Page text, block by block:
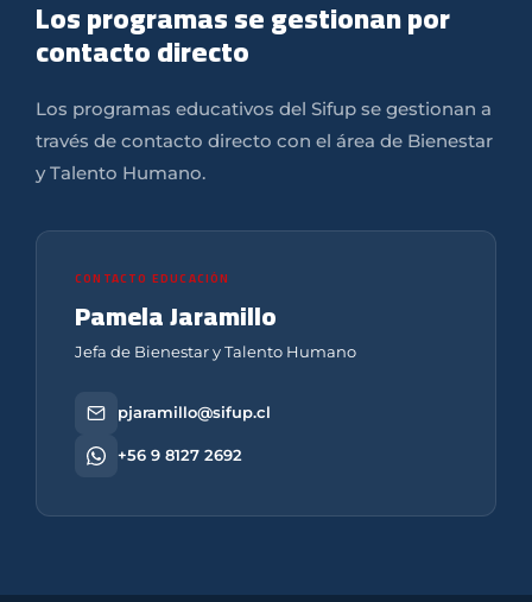
Los programas se gestionan por
contacto directo
Los programas educativos del Sifup se gestionan a
través de contacto directo con el área de Bienestar
y Talento Humano.
CONTACTO EDUCACIÓN
Pamela Jaramillo
Jefa de Bienestar y Talento Humano
pjaramillo@sifup.cl
+56 9 8127 2692